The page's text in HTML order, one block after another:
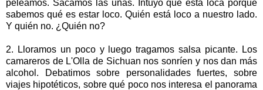
peleamos. Sacamos las uñas. Intuyo que está loca porque
sabemos qué es estar loco. Quién está loco a nuestro lado.
Y quién no. ¿Quién no?
2. Lloramos un poco y luego tragamos salsa picante. Los
camareros de L'Olla de Sichuan nos sonríen y nos dan más
alcohol. Debatimos sobre personalidades fuertes, sobre
viajes hipotéticos, sobre qué poco nos interesa el panorama